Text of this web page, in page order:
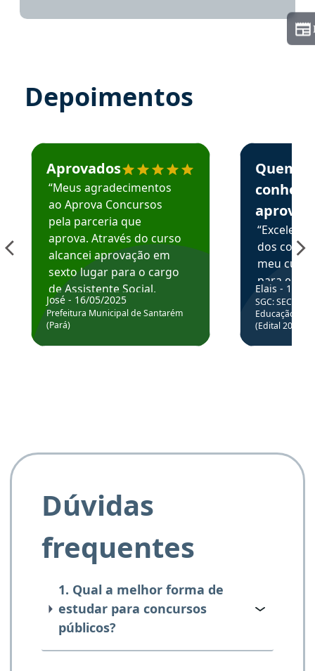
Depoimentos
Estudante José recomenda o Aprova Concursos em
Aprovados
“Meus agradecimentos
ao Aprova Concursos
pela parceria que
aprova. Através do curso
alcancei aprovação em
sexto lugar para o cargo
de Assistente Social.
Hoje estou atuando na
Prefeitura de Santarém.
José - 16/05/2025
Prefeitura Municipal de Santarém
(Pará)
Estudante
Quem
aprova
dos
meu
para
colocar
através
de
Elais - 15/
SGC: SEC BA
Educação
(Edital
Dúvidas
frequentes
1. Qual a melhor forma de
estudar para concursos
públicos?